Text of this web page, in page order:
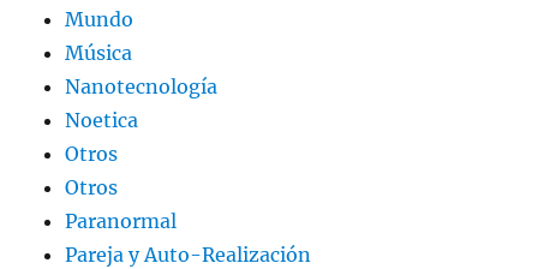
Mundo
Música
Nanotecnología
Noetica
Otros
Otros
Paranormal
Pareja y Auto-Realización